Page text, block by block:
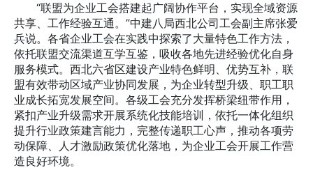
“联盟为企业工会搭建起广阔协作平台，实现全域资源
共享、工作经验互通。”中建八局西北公司工会副主席张爱
兵说。各省企业工会在实践中探索了大量特色工作方法，
依托联盟交流渠道互学互鉴，吸收各地先进经验优化自身
服务模式。西北六省区建设产业特色鲜明、优势互补，联
盟有效带动区域产业协同发展，为企业转型升级、职工职
业成长拓宽发展空间。各级工会充分发挥桥梁纽带作用，
紧扣产业升级需求开展系统化技能培训，依托一体化组织
提升行业政策建言能力，完整传递职工心声，推动各项劳
动保障、人才激励政策优化落地，为企业工会开展工作营
造良好环境。